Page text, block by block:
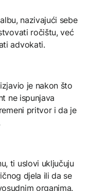
nazivajući sebe
ročištu, već
advokati.
je nakon što
ne ispunjava
pritvor i da je
ti uslovi uključuju
djela ili da se
organima.